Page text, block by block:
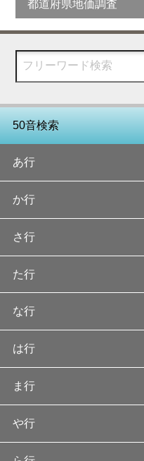
都道府県地価調査
50音検索
あ行
か行
さ行
た行
な行
は行
ま行
や行